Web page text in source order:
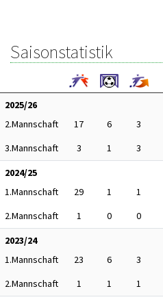
Saisonstatistik
2025/26
2.Mannschaft
17 6 3
3.Mannschaft
3 1 3
2024/25
1.Mannschaft
29 1 1
2.Mannschaft
1 0 0
2023/24
1.Mannschaft
23 6 3
2.Mannschaft
1 1 1